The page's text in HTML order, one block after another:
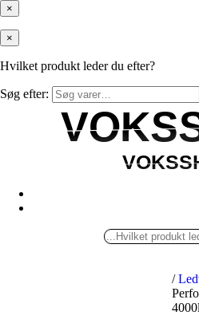
×
×
Hvilket produkt leder du efter?
Søg efter:
/